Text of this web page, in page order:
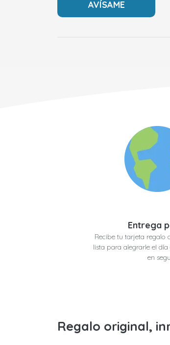
Entrega
Recibe tu tarjeta regalo
lista para alegrarle el
en
Regalo original,